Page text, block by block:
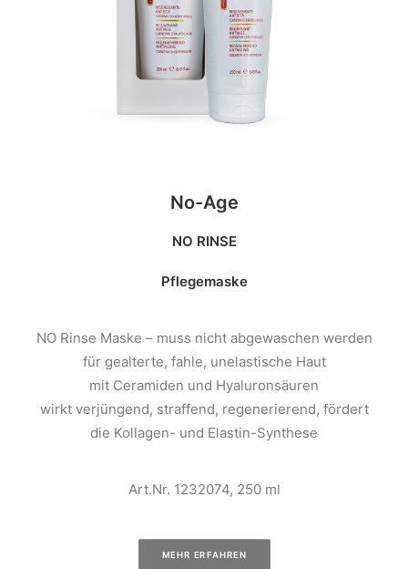
No-Age
NO RINSE
Pflegemaske
NO Rinse Maske – muss nicht abgewaschen werden
für gealterte, fahle, unelastische Haut
mit Ceramiden und Hyaluronsäuren
wirkt verjüngend, straffend, regenerierend, fördert
die Kollagen- und Elastin-Synthese
Art.Nr. 1232074, 250 ml
MEHR ERFAHREN